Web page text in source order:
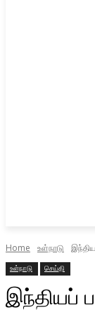
Home உள்நாடு
உள்நாடு செய்தி
இந்தியப்